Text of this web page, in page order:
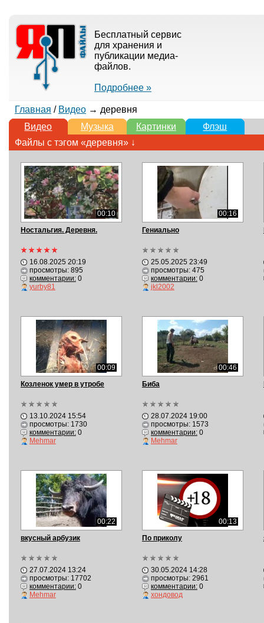
Бесплатный сервис
для хранения и
публикации медиа-
файлов.
Подробнее »
Главная / Видео→ деревня
Видео
Музыка Картинки
Флэш
Файлы с тэгом «деревня» ↓
00:10
Ностальгия. Деревня.
16.08.2025 20:19
просмотры: 895
комментарии:0
yurby81
00:16
Гениально
25.05.2025 23:49
просмотры: 475
комментарии:0
jkl2002
00:09
Козленок умер в утробе
13.10.2024 15:54
просмотры: 1730
комментарии:0
Mehmar
00:46
Биба
28.07.2024 19:00
просмотры: 1573
комментарии:0
Mehmar
00:22
вкусный арбузик
27.07.2024 13:24
просмотры: 17702
комментарии:0
Mehmar
00:13
По приколу
30.05.2024 14:28
просмотры: 2961
комментарии:0
хондовод